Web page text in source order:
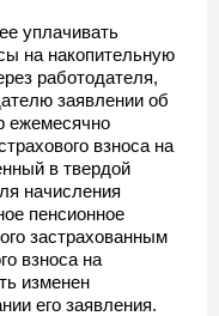
уплачивать
на накопительную
работодателя,
заявлении об
ежемесячно
взноса на
в твердой
начисления
пенсионное
застрахованным
взноса на
изменен
его заявления.